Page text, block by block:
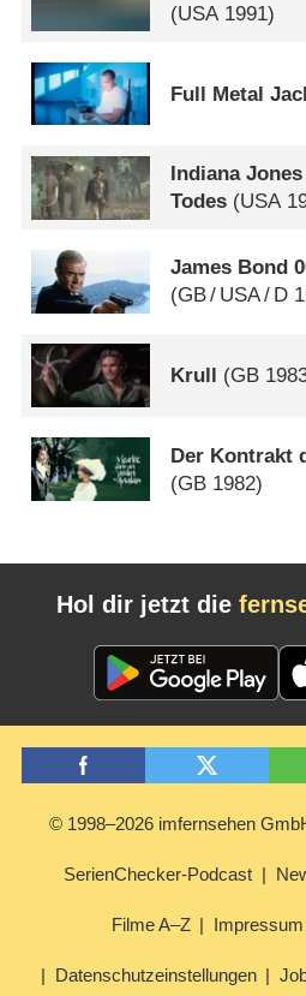
(USA1991)
Full Metal
Indiana
Todes (USA
James Bond
(GB/ USA/ D
Krull (GB
Der Kontrakt
(GB 1982)
Hol dir jetzt die
© 1998–2026 imfernsehen
SerienChecker-Podcast
Filme A–Z Impressum
Datenschutzeinstellungen